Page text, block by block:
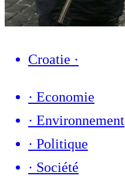
Croatie ·
· Economie
· Environnement
· Politique
· Société